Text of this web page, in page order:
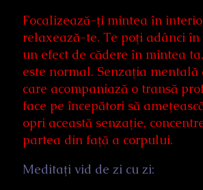
Focalizează-ţi mintea în
relaxează-te. Te poţi adânci
un efect de cădere în mintea
este normal. Senzaţia mentală
care acompaniază o transă
face pe începători să
opri această senzaţie,
partea din faţă a corpului.
Meditaţi vid de zi cu zi: